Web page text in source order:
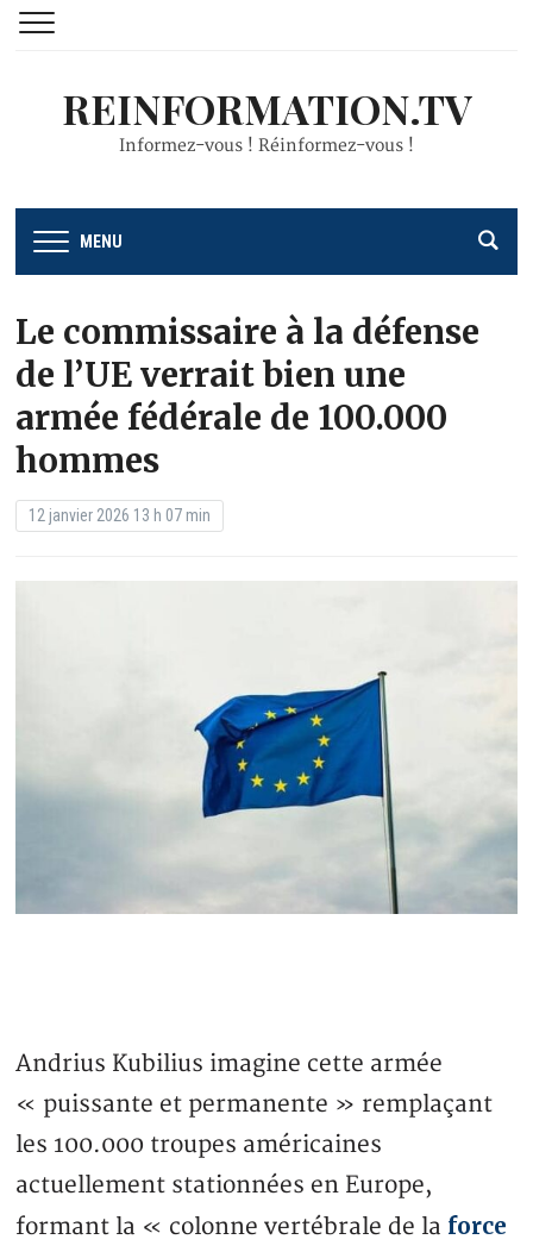
REINFORMATION.TV
Informez-vous ! Réinformez-vous !
MENU
Le commissaire à la défense
de l’UE verrait bien une
armée fédérale de 100.000
hommes
12 janvier 2026 13 h 07 min
Andrius Kubilius imagine cette armée
« puissante et permanente » remplaçant
les 100.000 troupes américaines
actuellement stationnées en Europe,
formant la « colonne vertébrale de la force